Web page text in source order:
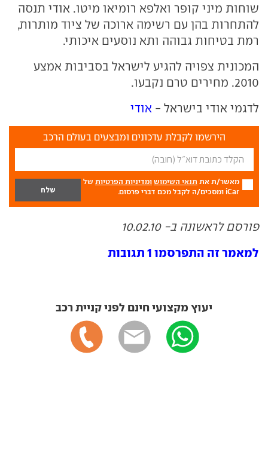
שוחות מיני קופר ואלפא רומיאו מיטו. אודי תנסה
להתחרות בהן עם רשימה ארוכה של ציוד מותרות,
רמת בטיחות גבוהה ותא נוסעים איכותי.
המכונית צפויה להגיע לישראל בסביבות אמצע
2010. מחירים טרם נקבעו.
לדגמי אודי בישראל - אודי
הירשמו לקבלת עדכונים ומבצעים בעולם הרכב
מאשר/ת את תנאי השימוש ומדיניות הפרטיות של
iCar ומסכים/ה לקבל מכם דברי פרסום.
פורסם לראשונה ב- 10.02.10
למאמר זה התפרסמו 1 תגובות
יעוץ מקצועי חינם לפני קניית רכב